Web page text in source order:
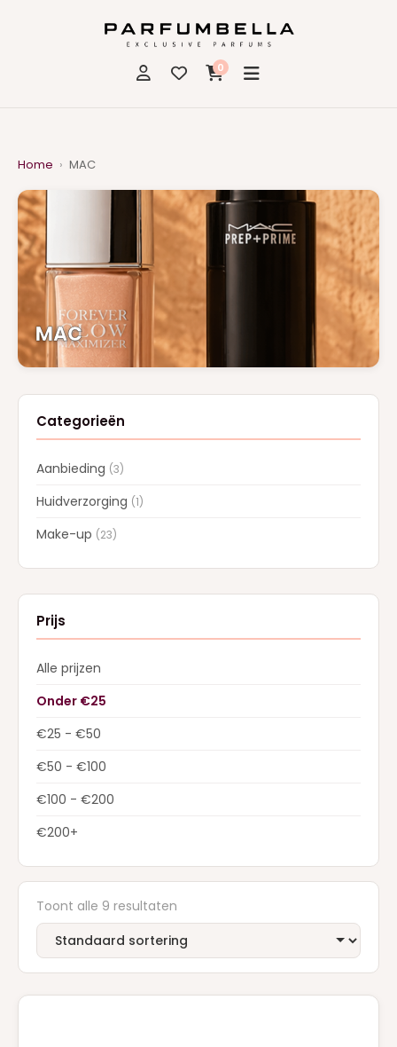
0
Home › MAC
MAC
Categorieën
Aanbieding (3)
Huidverzorging (1)
Make-up (23)
Prijs
Alle prijzen
Onder €25
€25 - €50
€50 - €100
€100 - €200
€200+
Toont alle 9 resultaten